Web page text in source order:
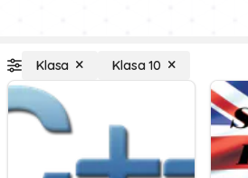
Klasa Klasa 10